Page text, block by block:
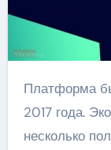
Платформа была запущена в Китае в середине
2017 года.
несколько